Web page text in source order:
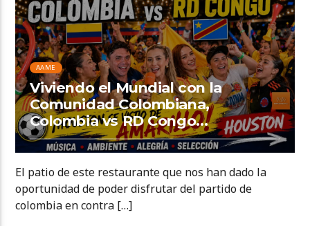
AAME
Viviendo el Mundial con la
Comunidad Colombiana,
Colombia vs RD Congo…
El patio de este restaurante que nos han dado la
oportunidad de poder disfrutar del partido de
colombia en contra […]